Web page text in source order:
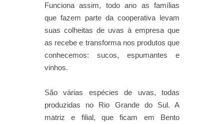
Funciona assim, todo ano as famílias
que fazem parte da cooperativa levam
suas colheitas de uvas à empresa que
as recebe e transforma nos produtos que
conhecemos: sucos, espumantes e
vinhos.
São várias espécies de uvas, todas
produzidas no Rio Grande do Sul. A
matriz e filial, que ficam em Bento